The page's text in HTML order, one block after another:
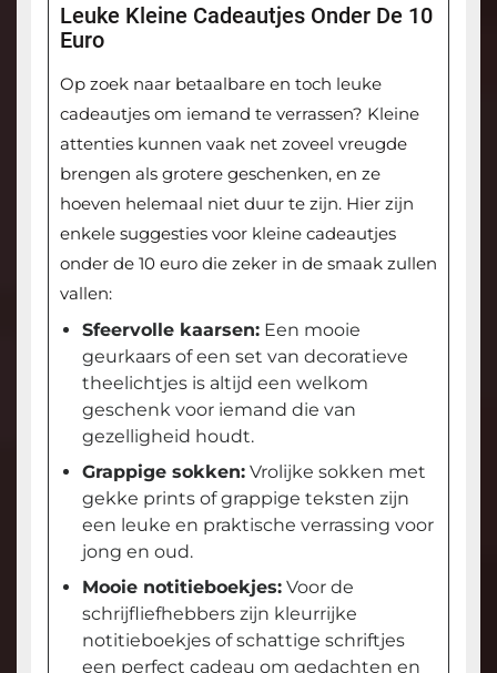
Leuke Kleine Cadeautjes Onder De 10
Euro
Op zoek naar betaalbare en toch leuke
cadeautjes om iemand te verrassen? Kleine
attenties kunnen vaak net zoveel vreugde
brengen als grotere geschenken, en ze
hoeven helemaal niet duur te zijn. Hier zijn
enkele suggesties voor kleine cadeautjes
onder de 10 euro die zeker in de smaak zullen
vallen:
Sfeervolle kaarsen:Een mooie
geurkaars of een set van decoratieve
theelichtjes is altijd een welkom
geschenk voor iemand die van
gezelligheid houdt.
Grappige sokken:Vrolijke sokken met
gekke prints of grappige teksten zijn
een leuke en praktische verrassing voor
jong en oud.
Mooie notitieboekjes:Voor de
schrijfliefhebbers zijn kleurrijke
notitieboekjes of schattige schriftjes
een perfect cadeau om gedachten en